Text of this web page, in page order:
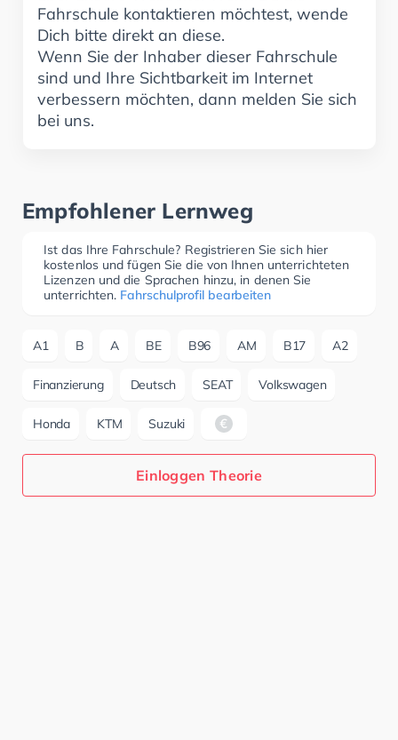
Fahrschule kontaktieren möchtest, wende
Dich bitte direkt an diese.
Wenn Sie der Inhaber dieser Fahrschule
sind und Ihre Sichtbarkeit im Internet
verbessern möchten, dann melden Sie sich
bei uns.
Empfohlener Lernweg
Ist das Ihre Fahrschule? Registrieren Sie sich hier
kostenlos und fügen Sie die von Ihnen unterrichteten
Lizenzen und die Sprachen hinzu, in denen Sie
unterrichten. Fahrschulprofil bearbeiten
A1 B A BE B96 AM B17 A2
Finanzierung Deutsch SEAT Volkswagen
Honda KTM Suzuki
Einloggen Theorie